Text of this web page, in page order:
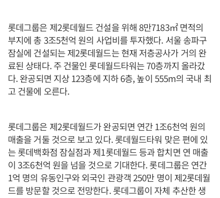
롯데그룹은 제2롯데월드 건설을 위해 8만7183㎡ 면적의
부지에 총 3조5천억 원의 사업비를 투자했다. 서울 송파구
잠실에 건설되는 제2롯데월드는 현재 저층공사가 거의 완
료된 상태다. 주 건물인 롯데월드타워는 70층까지 올라갔
다. 완공되면 지상 123층에 지하 6층, 높이 555m의 국내 최
고 건물에 오른다.
롯데그룹은 제2롯데월드가 완공되면 연간 1조6천억 원의
매출을 거둘 것으로 보고 있다. 롯데월드타워 맞은 편에 있
는 롯데백화점 잠실점과 제1롯데월드 등과 합치면 연 매출
이 3조6천억 원을 넘을 것으로 기대한다. 롯데그룹은 연간
1억 명의 유동인구와 외국인 관광객 250만 명이 제2롯데월
드를 방문할 것으로 전망한다. 롯데그룹이 자체 추산한 생